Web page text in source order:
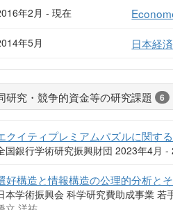
年2月 - 現在
年5月 日本経
研究・競争的資金等の研究課題 6
クイティプレミアムパズルに関す
国銀行学術研究振興財団 2023年4月 -
好構造と情報構造の公理的分析と
本学術振興会 科学研究費助成事業 若